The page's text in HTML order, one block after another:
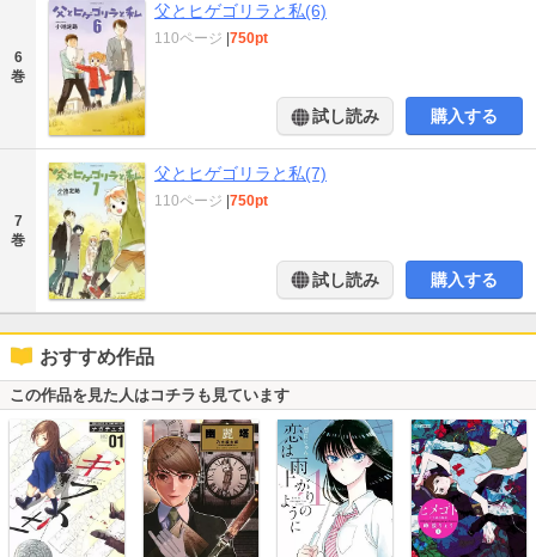
6
巻
父とヒゲゴリラと私(6)
110ページ 750pt
試し読み 購入する
7
巻
父とヒゲゴリラと私(7)
110ページ 750pt
試し読み 購入する
おすすめ作品
この作品を見た人はコチラも見ています